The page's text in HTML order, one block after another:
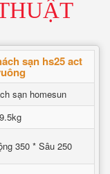
sạn hs25 act
sạn homesun
9.5kg
350 * Sâu 250